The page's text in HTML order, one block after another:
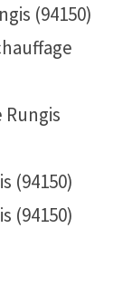
(94150)
(94150)
(94150)